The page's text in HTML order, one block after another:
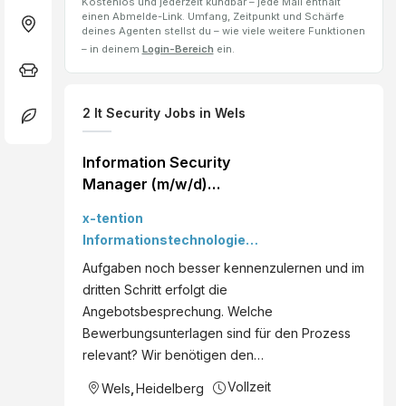
einen Abmelde-Link. Umfang, Zeitpunkt und Schärfe
deines Agenten stellst du – wie viele weitere Funktionen
– in deinem Login-Bereich ein.
2 It Security Jobs in Wels
Information Security
Manager (m/w/d)
x-tention
Informationstechnologie
GmbH
Aufgaben noch besser kennenzulernen und im
dritten Schritt erfolgt die
Angebotsbesprechung. Welche
Bewerbungsunterlagen sind für den Prozess
relevant? Wir benötigen den…
Wels Heidelberg Vollzeit